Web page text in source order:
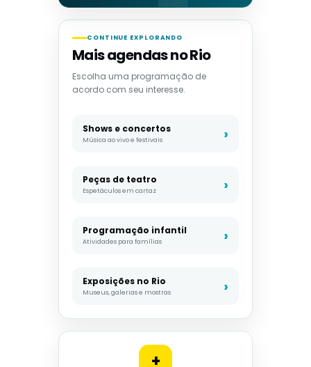
CONTINUE EXPLORANDO
Mais agendas no Rio
Escolha uma programação de
acordo com seu interesse.
Shows e concertos
Música ao vivo e festivais
Peças de teatro
Espetáculos em cartaz
Programação infantil
Atividades para famílias
Exposições no Rio
Museus, galerias e mostras
+